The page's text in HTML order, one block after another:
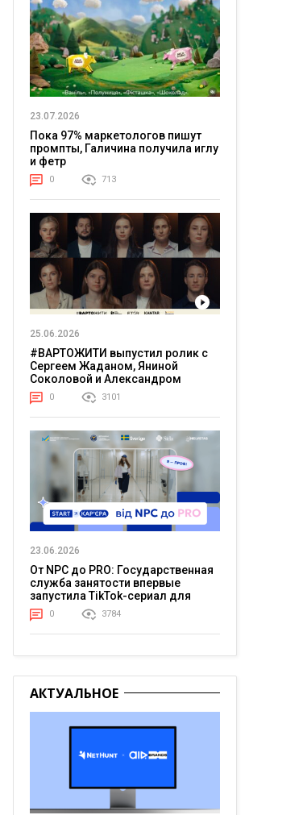
23.07.2026
Пока 97% маркетологов пишут
промпты, Галичина получила иглу
и фетр
0 713
25.06.2026
#ВАРТОЖИТИ выпустил ролик с
Сергеем Жаданом, Яниной
Соколовой и Александром
Тереном о жизни в постоянном
напряжении
0 3101
23.06.2026
От NPC до PRO: Государственная
служба занятости впервые
запустила TikTok-сериал для
молодежи
0 3784
АКТУАЛЬНОЕ